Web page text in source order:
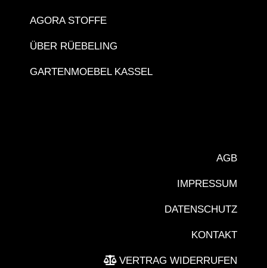
AGORA STOFFE
ÜBER RÜEBELING
GARTENMOEBEL KASSEL
AGB
IMPRESSUM
DATENSCHUTZ
KONTAKT
VERTRAG WIDERRUFEN